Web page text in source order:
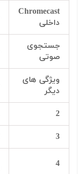
Chromecast
داخلی
جستجوی
صوتی
ویژگی های
دیگر
2
3
4